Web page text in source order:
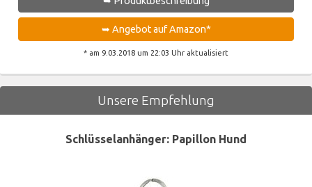
➥ Angebot auf Amazon*
* am 9.03.2018 um 22:03 Uhr aktualisiert
Unsere Empfehlung
Schlüsselanhänger: Papillon Hund